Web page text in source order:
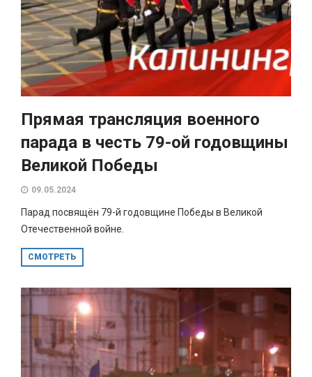
Прямая трансляция военного
парада в честь 79-ой годовщины
Великой Победы
09.05.2024
Парад посвящён 79-й годовщине Победы в Великой
Отечественной войне.
СМОТРЕТЬ